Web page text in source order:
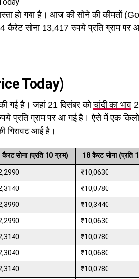
हो गया है। आज की सोने की कीमतों
कैरेट सोना 13,417 रुपये प्रति ग्राम पर
Today)
गई है। जहां 21 दिसंबर कोचांदी का भाव
प्रति ग्राम पर आ गई है। ऐसे में एक किलो
गिरावट आई है।
कैरट सोना (प्रति 10 ग्राम) 18 कैरट सोना (प्रति
₹10,0630
₹10,0780
₹10,3440
₹10,0630
₹10,0780
₹10,0680
₹10,0780